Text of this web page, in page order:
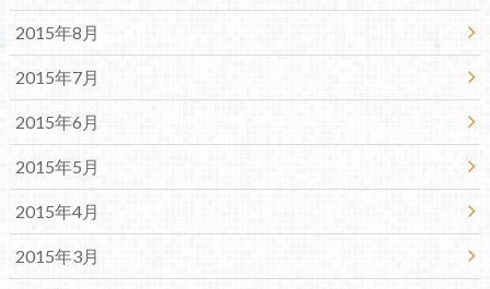
2015年8月
2015年7月
2015年6月
2015年5月
2015年4月
2015年3月